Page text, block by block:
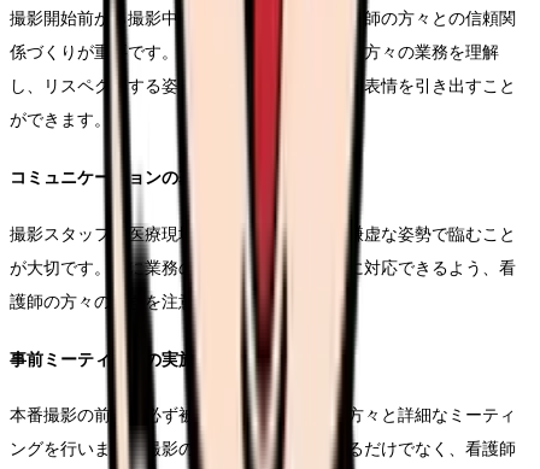
撮影開始前から撮影中まで、被写体となる看護師の方々との信頼関
係づくりが重要です。スタッフ全員が看護師の方々の業務を理解
し、リスペクトする姿勢を持つことで、自然な表情を引き出すこと
ができます。
コミュニケーションの基本姿勢
撮影スタッフは医療現場の特殊性を理解し、謙虚な姿勢で臨むこと
が大切です。特に業務の繁忙度に応じて柔軟に対応できるよう、看
護師の方々の動きを注意深く観察します。
事前ミーティングの実施方法
本番撮影の前に、必ず被写体となる看護師の方々と詳細なミーティ
ングを行います。撮影の目的や流れを説明するだけでなく、看護師